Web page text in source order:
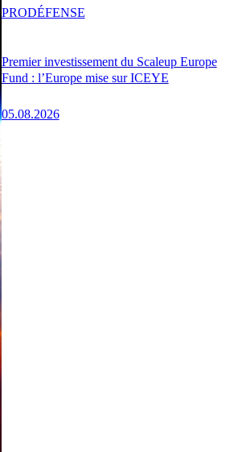
Premier investissement du Scaleup Europe
Fund : l’Europe mise sur ICEYE
05.08.2026
PRODÉFENSE